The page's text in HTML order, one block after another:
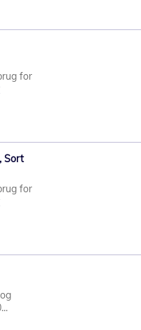
for
Sort
for